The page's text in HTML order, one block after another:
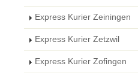
Express Kurier Zeiningen
Express Kurier Zetzwil
Express Kurier Zofingen